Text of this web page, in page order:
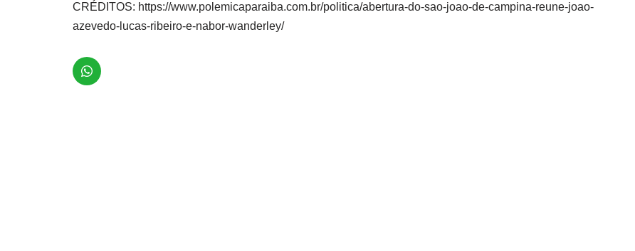
CRÉDITOS: https://www.polemicaparaiba.com.br/politica/abertura-do-sao-joao-de-campina-reune-joao-
azevedo-lucas-ribeiro-e-nabor-wanderley/